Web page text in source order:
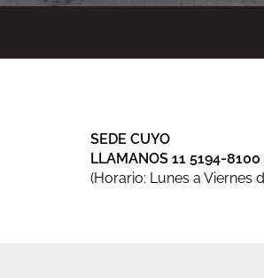
SEDE CUYO
LLAMANOS 11 5194-
(Horario: Lunes a Viernes